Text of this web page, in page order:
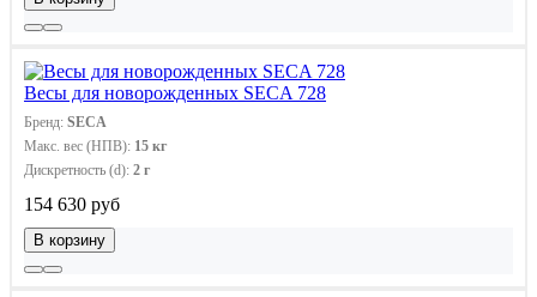
Весы для новорожденных SECA 728
Бренд: SECA
Макс. вес (НПВ): 15 кг
Дискретность (d): 2 г
154 630 руб
В корзину